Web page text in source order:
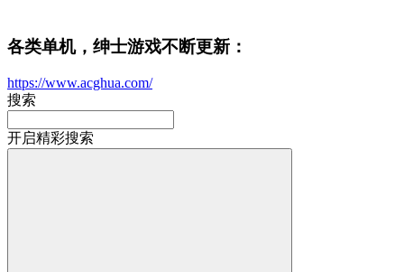
各类单机，绅士游戏不断更新：
https://www.acghua.com/
搜索
开启精彩搜索